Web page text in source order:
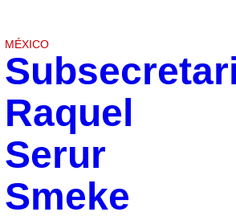
MÉXICO
Raquel
Serur
Smeke